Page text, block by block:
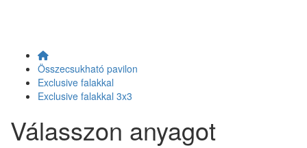
Összecsukható pavilon
Exclusive falakkal
Exclusive falakkal 3x3
Válasszon anyagot